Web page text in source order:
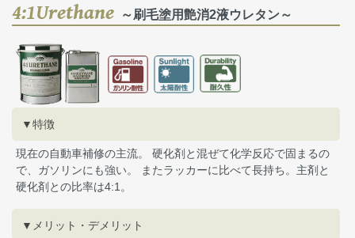
4:1Urethane ～刷毛塗用艶消2液ウレタン～
▼特徴
現在の自動車補修の主流。 硬化剤と混ぜて化学反応で固まるの
で、ガソリンにも強い。 またラッカーに比べて長持ち。主剤と
硬化剤との比率は4:1。
▼メリット・デメリット